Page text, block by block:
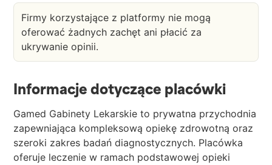
Firmy korzystające z platformy nie mogą
oferować żadnych zachęt ani płacić za
ukrywanie opinii.
Informacje dotyczące placówki
Gamed Gabinety Lekarskie to prywatna przychodnia
zapewniająca kompleksową opiekę zdrowotną oraz
szeroki zakres badań diagnostycznych. Placówka
oferuje leczenie w ramach podstawowej opieki